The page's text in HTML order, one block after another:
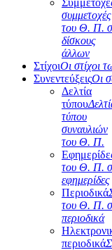
συμμετοχές
του Θ. Π.
δίσκους
άλλων
ΣτίχοιΟι στίχοι
ΣυνεντεύξειςΟι
Δελτία
τύπου
τύπου
συναυλιών
του Θ. Π.
του Θ. Π.
εφημερίδες
Περιοδικά
του Θ. Π.
περιοδικά
περιοδικά